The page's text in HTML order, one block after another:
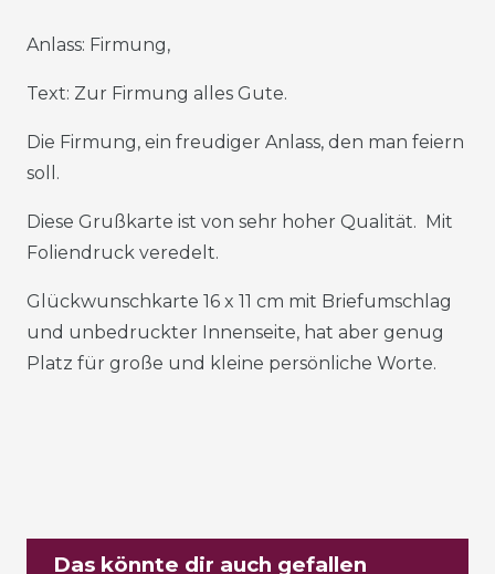
Anlass: Firmung,
Text: Zur Firmung alles Gute.
Die Firmung, ein freudiger Anlass, den man feiern
soll.
Diese Grußkarte ist von sehr hoher Qualität. Mit
Foliendruck veredelt.
Glückwunschkarte 16 x 11 cm mit Briefumschlag
und unbedruckter Innenseite, hat aber genug
Platz für große und kleine persönliche Worte.
Das könnte dir auch gefallen